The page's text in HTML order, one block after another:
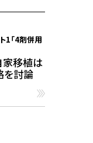
1「4剤併用
家移植は
討論